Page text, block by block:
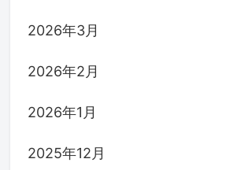
2026年3月
2026年2月
2026年1月
2025年12月